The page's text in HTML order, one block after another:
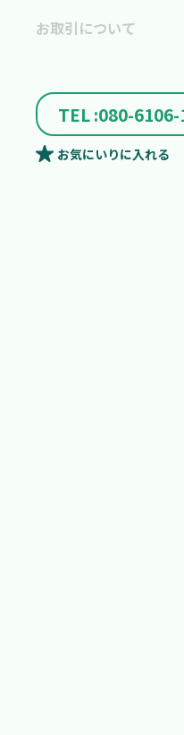
お取引について
TEL :080-
お気にいりに入れる